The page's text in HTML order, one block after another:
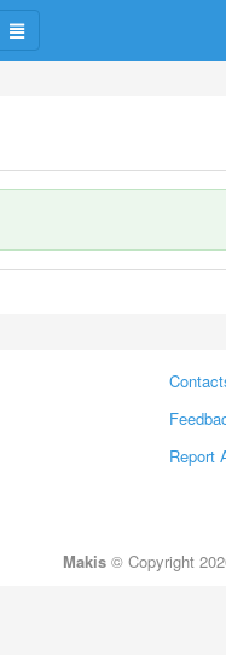
Report
Makis© Copyright